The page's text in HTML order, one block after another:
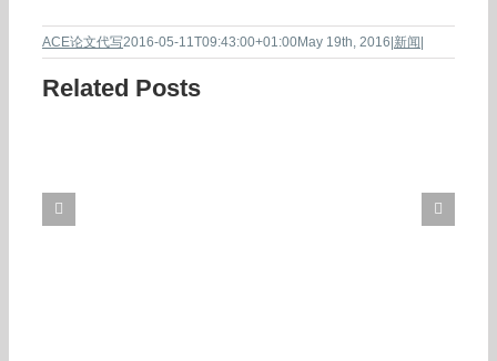
ACE论文代写2016-05-11T09:43:00+01:00May 19th, 2016|新闻|
Related Posts